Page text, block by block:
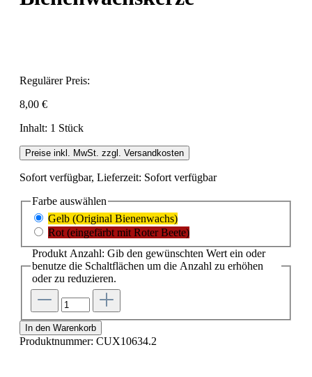
Regulärer Preis:
8,00 €
Inhalt: 1 Stück
Preise inkl. MwSt. zzgl. Versandkosten
Sofort verfügbar, Lieferzeit: Sofort verfügbar
Farbe auswählen
Gelb (Original Bienenwachs)
Rot (eingefärbt mit Roter Beete)
Produkt Anzahl: Gib den gewünschten Wert ein oder
benutze die Schaltflächen um die Anzahl zu erhöhen
oder zu reduzieren.
In den Warenkorb
Produktnummer: CUX10634.2